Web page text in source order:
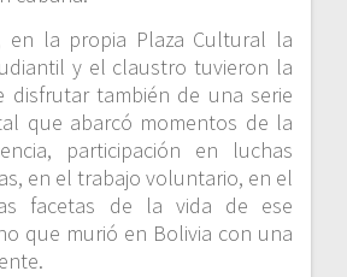
en la propia Plaza Cultural la
y el claustro tuvieron la
disfrutar también de una serie
que abarcó momentos de la
participación en luchas
en el trabajo voluntario, en el
facetas de la vida de ese
que murió en Bolivia con una